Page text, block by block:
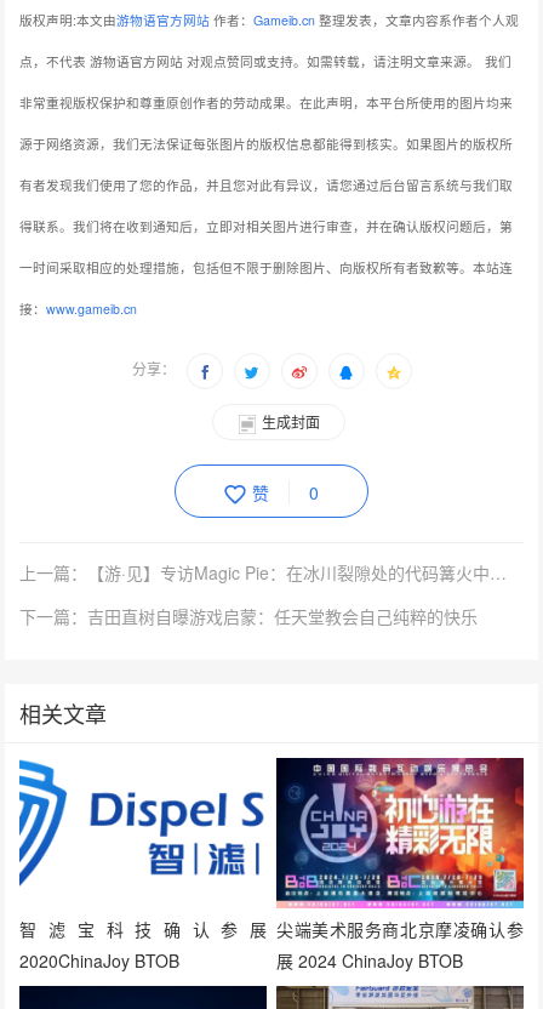
版权声明:本文由游物语官方网站 作者：Gameib.cn 整理发表，文章内容系作者个人观
点，不代表 游物语官方网站 对观点赞同或支持。如需转载，请注明文章来源。 我们
非常重视版权保护和尊重原创作者的劳动成果。在此声明，本平台所使用的图片均来
源于网络资源，我们无法保证每张图片的版权信息都能得到核实。如果图片的版权所
有者发现我们使用了您的作品，并且您对此有异议，请您通过后台留言系统与我们取
得联系。我们将在收到通知后，立即对相关图片进行审查，并在确认版权问题后，第
一时间采取相应的处理措施，包括但不限于删除图片、向版权所有者致歉等。本站连
接：www.gameib.cn
分享：
生成封面
赞 0
上一篇：【游·见】专访Magic Pie：在冰川裂隙处的代码篝火中重构生存算法，于极夜叙事里淬炼双人诗学
下一篇：吉田直树自曝游戏启蒙：任天堂教会自己纯粹的快乐
相关文章
智滤宝科技确认参展
2020ChinaJoy BTOB
尖端美术服务商北京摩凌确认参
展 2024 ChinaJoy BTOB